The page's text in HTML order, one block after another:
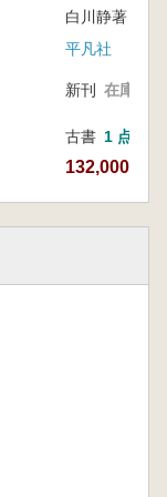
31冊セット
9冊+「殷文
「甲骨金文
白川静著
平凡社
新刊 在庫なし
古書 1 点
132,000 円